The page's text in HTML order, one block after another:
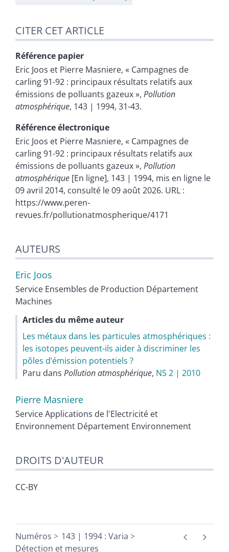
CITER CET ARTICLE
Référence papier
Eric Joos et Pierre Masniere, « Campagnes de
carling 91-92 : principaux résultats relatifs aux
émissions de polluants gazeux », Pollution
atmosphérique, 143 | 1994, 31-43.
Référence électronique
Eric Joos et Pierre Masniere, « Campagnes de
carling 91-92 : principaux résultats relatifs aux
émissions de polluants gazeux », Pollution
atmosphérique [En ligne], 143 | 1994, mis en ligne le
09 avril 2014, consulté le 09 août 2026. URL :
https://www.peren-
revues.fr/pollutionatmospherique/4171
AUTEURS
Eric Joos
Service Ensembles de Production Département
Machines
Articles du même auteur
Les métaux dans les particules atmosphériques :
les isotopes peuvent-ils aider à discriminer les
pôles d’émission potentiels ?
Paru dans Pollution atmosphérique, NS 2 | 2010
Pierre Masniere
Service Applications de l'Electricité et
Environnement Département Environnement
DROITS D'AUTEUR
CC-BY
Numéros
143 | 1994 : Varia
Détection et mesures